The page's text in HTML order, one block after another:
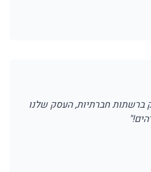
ברשתות חברתיות, העסק שלנו
"